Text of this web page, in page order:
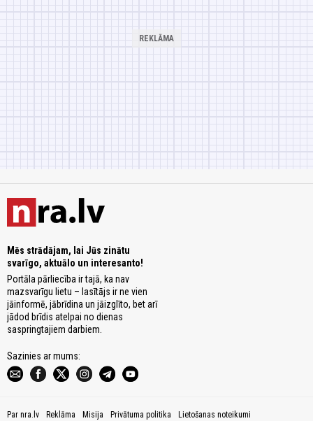
Mēs strādājam, lai Jūs zinātu
svarīgo, aktuālo un interesanto!
Portāla pārliecība ir tajā, ka nav
mazsvarīgu lietu – lasītājs ir ne vien
jāinformē, jābrīdina un jāizglīto, bet arī
jādod brīdis atelpai no dienas
saspringtajiem darbiem.
Sazinies ar mums:
Par nra.lv Reklāma Misija Privātuma politika Lietošanas noteikumi